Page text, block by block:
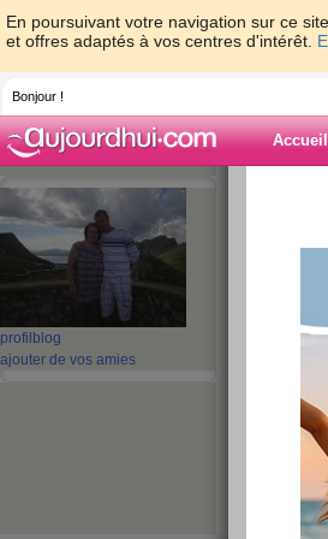
En poursuivant votre navigation sur ce
et offres adaptés à vos centres d'intérêt.
Bonjour !
Accueil
profil blog
ajouter de vos amies